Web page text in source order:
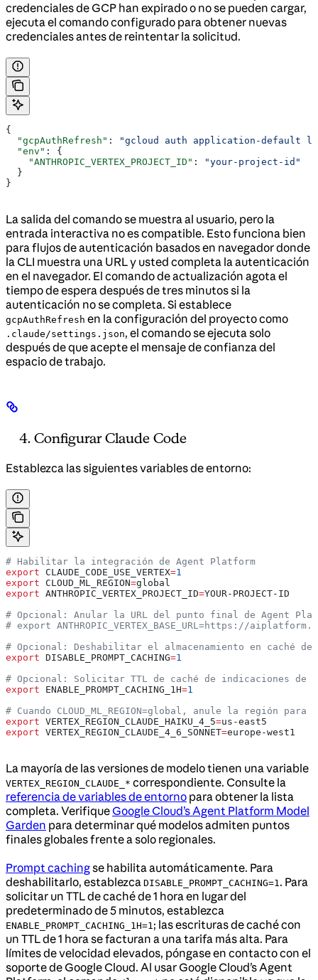
credenciales de GCP han expirado o no se pueden cargar,
ejecuta el comando configurado para obtener nuevas
credenciales antes de reintentar la solicitud.
{
  "gcpAuthRefresh"
:
"gcloud auth application-default
  "env"
: {
    "ANTHROPIC_VERTEX_PROJECT_ID"
:
"your-project-id"
  }
}
La salida del comando se muestra al usuario, pero la
entrada interactiva no es compatible. Esto funciona bien
para flujos de autenticación basados en navegador donde
la CLI muestra una URL y usted completa la autenticación
en el navegador. El comando de actualización agota el
tiempo de espera después de tres minutos si la
autenticación no se completa. Si establece
gcpAuthRefresh en la configuración del proyecto como
.claude/settings.json, el comando se ejecuta solo
después de que acepte el mensaje de confianza del
espacio de trabajo.
Configurar Claude Code
Establezca las siguientes variables de entorno:
# Habilitar la integración de Agent Platform
export CLAUDE_CODE_USE_VERTEX=1
export CLOUD_ML_REGION=global
export ANTHROPIC_VERTEX_PROJECT_ID=YOUR-PROJECT-ID
# Opcional: Anular la URL del punto final de Agent
# export ANTHROPIC_VERTEX_BASE_URL=https://
# Opcional: Deshabilitar el almacenamiento en caché
export DISABLE_PROMPT_CACHING=1
# Opcional: Solicitar TTL de caché de indicaciones de
export ENABLE_PROMPT_CACHING_1H=1
# Cuando CLOUD_ML_REGION=global, anule la región
export VERTEX_REGION_CLAUDE_HAIKU_4_5=us-east5
export VERTEX_REGION_CLAUDE_4_6_SONNET=europe-west1
La mayoría de las versiones de modelo tienen una variable
VERTEX_REGION_CLAUDE_* correspondiente. Consulte la
referencia de variables de entorno para obtener la lista
completa. Verifique Google Cloud’s Agent Platform Model
Garden para determinar qué modelos admiten puntos
finales globales frente a solo regionales.
Prompt cachingse habilita automáticamente. Para
deshabilitarlo, establezca DISABLE_PROMPT_CACHING=1. Para
solicitar un TTL de caché de 1 hora en lugar del
predeterminado de 5 minutos, establezca
ENABLE_PROMPT_CACHING_1H=1; las escrituras de caché con
un TTL de 1 hora se facturan a una tarifa más alta. Para
límites de velocidad elevados, póngase en contacto con el
soporte de Google Cloud. Al usar Google Cloud’s Agent